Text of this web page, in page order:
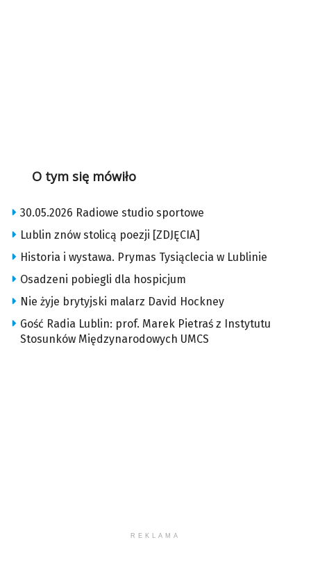
O tym się mówiło
30.05.2026 Radiowe studio sportowe
Lublin znów stolicą poezji [ZDJĘCIA]
Historia i wystawa. Prymas Tysiąclecia w Lublinie
Osadzeni pobiegli dla hospicjum
Nie żyje brytyjski malarz David Hockney
Gość Radia Lublin: prof. Marek Pietraś z Instytutu
Stosunków Międzynarodowych UMCS
REKLAMA